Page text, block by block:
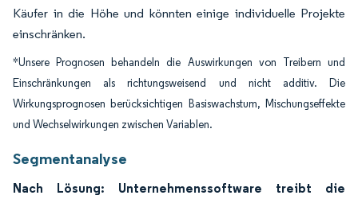
Käufer in die Höhe und könnten einige individuelle Projekte
einschränken.
*Unsere Prognosen behandeln die Auswirkungen von Treibern und
Einschränkungen als richtungsweisend und nicht additiv. Die
Wirkungsprognosen berücksichtigen Basiswachstum, Mischungseffekte
und Wechselwirkungen zwischen Variablen.
Segmentanalyse
Nach Lösung: Unternehmenssoftware treibt die